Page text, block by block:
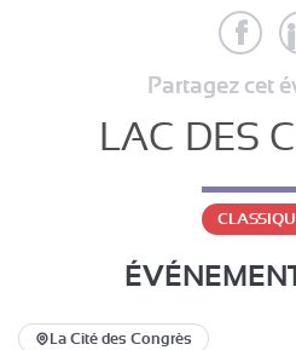
Partagez cet
LAC DES
La Cité des Congrès